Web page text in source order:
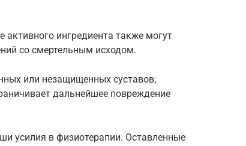
активного ингредиента также могут
со смертельным исходом.
или незащищенных суставов;
дальнейшее повреждение
усилия в физиотерапии. Оставленные